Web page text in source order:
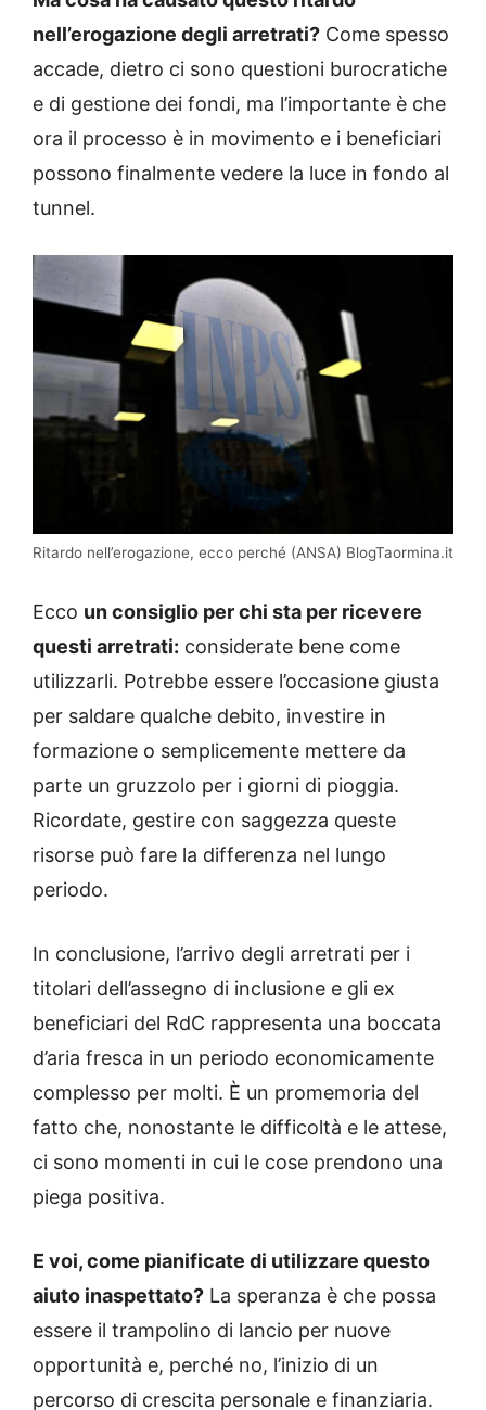
nell’erogazione degli arretrati? Come spesso
accade, dietro ci sono questioni burocratiche
e di gestione dei fondi, ma l’importante è che
ora il processo è in movimento e i beneficiari
possono finalmente vedere la luce in fondo al
tunnel.
Ritardo nell’erogazione, ecco perché (ANSA) BlogTaormina.it
Ecco un consiglio per chi sta per ricevere
questi arretrati: considerate bene come
utilizzarli. Potrebbe essere l’occasione giusta
per saldare qualche debito, investire in
formazione o semplicemente mettere da
parte un gruzzolo per i giorni di pioggia.
Ricordate, gestire con saggezza queste
risorse può fare la differenza nel lungo
periodo.
In conclusione, l’arrivo degli arretrati per i
titolari dell’assegno di inclusione e gli ex
beneficiari del RdC rappresenta una boccata
d’aria fresca in un periodo economicamente
complesso per molti. È un promemoria del
fatto che, nonostante le difficoltà e le attese,
ci sono momenti in cui le cose prendono una
piega positiva.
E voi, come pianificate di utilizzare questo
aiuto inaspettato? La speranza è che possa
essere il trampolino di lancio per nuove
opportunità e, perché no, l’inizio di un
percorso di crescita personale e finanziaria.